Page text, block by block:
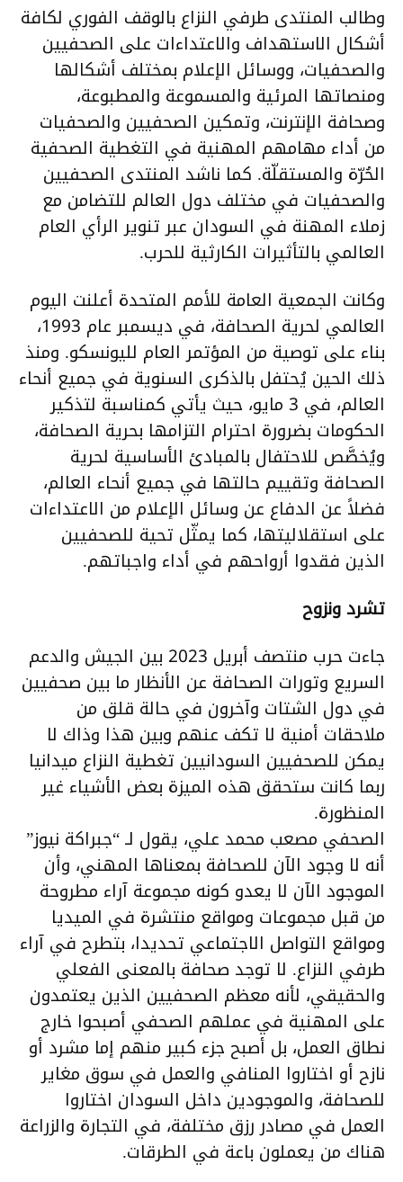
وطالب المنتدى طرفي النزاع بالوقف الفوري لكافة
أشكال الاستهداف والاعتداءات على الصحفيين
والصحفيات، ووسائل الإعلام بمختلف أشكالها
ومنصاتها المرئية والمسموعة والمطبوعة،
وصحافة الإنترنت، وتمكين الصحفيين والصحفيات
من أداء مهامهم المهنية في التغطية الصحفية
الحُرّة والمستقلّة. كما ناشد المنتدى الصحفيين
والصحفيات في مختلف دول العالم للتضامن مع
زملاء المهنة في السودان عبر تنوير الرأي العام
العالمي بالتأثيرات الكارثية للحرب.
وكانت الجمعية العامة للأمم المتحدة أعلنت اليوم
العالمي لحرية الصحافة، في ديسمبر عام 1993،
بناء على توصية من المؤتمر العام لليونسكو. ومنذ
ذلك الحين يُحتفل بالذكرى السنوية في جميع أنحاء
العالم، في 3 مايو، حيث يأتي كمناسبة لتذكير
الحكومات بضرورة احترام التزامها بحرية الصحافة،
ويُخصَّص للاحتفال بالمبادئ الأساسية لحرية
الصحافة وتقييم حالتها في جميع أنحاء العالم،
فضلاً عن الدفاع عن وسائل الإعلام من الاعتداءات
على استقلاليتها، كما يمثّل تحية للصحفيين
الذين فقدوا أرواحهم في أداء واجباتهم.
تشرد ونزوح
جاءت حرب منتصف أبريل 2023 بين الجيش والدعم
السريع وتورات الصحافة عن الأنظار ما بين صحفيين
في دول الشتات وآخرون في حالة قلق من
ملاحقات أمنية لا تكف عنهم وبين هذا وذاك لا
يمكن للصحفيين السودانيين تغطية النزاع ميدانيا
ربما كانت ستحقق هذه الميزة بعض الأشياء غير
المنظورة.
الصحفي مصعب محمد علي، يقول لـ “جبراكة نيوز”
أنه لا وجود الآن للصحافة بمعناها المهني، وأن
الموجود الآن لا يعدو كونه مجموعة آراء مطروحة
من قبل مجموعات ومواقع منتشرة في الميديا
ومواقع التواصل الاجتماعي تحديدا، بتطرح في آراء
طرفي النزاع. لا توجد صحافة بالمعنى الفعلي
والحقيقي، لأنه معظم الصحفيين الذين يعتمدون
على المهنية في عملهم الصحفي أصبحوا خارج
نطاق العمل، بل أصبح جزء كبير منهم إما مشرد أو
نازح أو اختاروا المنافي والعمل في سوق مغاير
للصحافة، والموجودين داخل السودان اختاروا
العمل في مصادر رزق مختلفة، في التجارة والزراعة
هناك من يعملون باعة في الطرقات.